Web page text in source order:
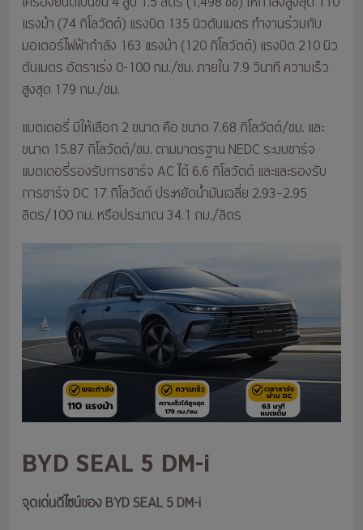
แรงม้า (74 กิโลวัตต์) แรงบิด 135 นิวตันเมตร ทำงานร่วมกับ
มอเตอร์ไฟฟ้ากำลัง 163 แรงม้า (120 กิโลวัตต์) แรงบิด 210 นิว
ตันเมตร อัตราเร่ง 0-100 กม./ชม. ภายใน 7.9 วินาที ความเร็ว
สูงสุด 179 กม./ชม.
แบตเตอรี่ มีให้เลือก 2 ขนาด คือ ขนาด 7.68 กิโลวัตต์/ชม. และ
ขนาด 15.87 กิโลวัตต์/ชม. ตามมาตรฐาน NEDC ระบบชาร์จ
แบตเตอรี่รองรับการชาร์จ AC ได้ 6.6 กิโลวัตต์ และและรองรับ
การชาร์จ DC 17 กิโลวัตต์ ประหยัดน้ำมันเฉลี่ย 2.93–2.95
ลิตร/100 กม. หรือประมาณ 34.1 กม./ลิตร
BYD SEAL 5 DM-i
จุดเด่นดีไซน์ของ BYD SEAL 5 DM-i